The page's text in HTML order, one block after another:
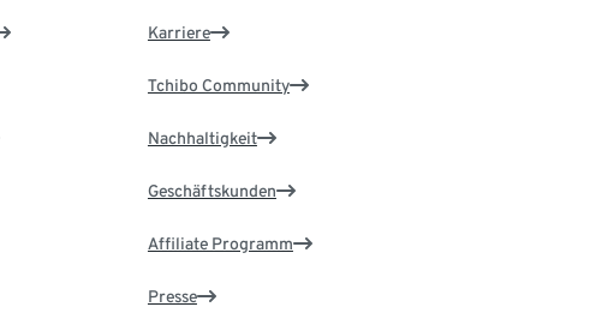
Karriere
Tchibo Community
Nachhaltigkeit
Geschäftskunden
Affiliate Programm
Presse